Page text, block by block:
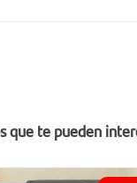
que te pueden